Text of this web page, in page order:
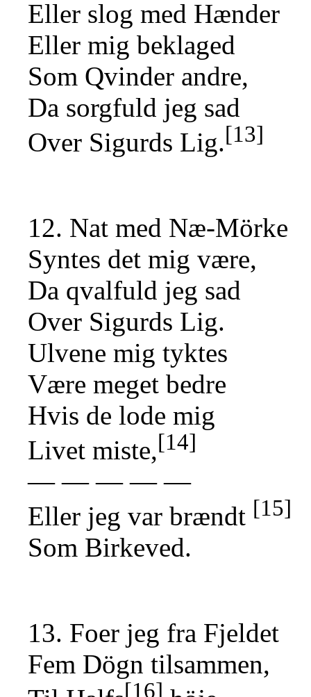
Eller slog med Hænder
Eller mig beklaged
Som Qvinder andre,
Da sorgfuld jeg sad
Over Sigurds Lig.[13]
12. Nat med Næ-Mörke
Syntes det mig være,
Da qvalfuld jeg sad
Over Sigurds Lig.
Ulvene mig tyktes
Være meget bedre
Hvis de lode mig
Livet miste,[14]
— — — — —
Eller jeg var brændt [15]
Som Birkeved.
13. Foer jeg fra Fjeldet
Fem Dögn tilsammen,
[16]